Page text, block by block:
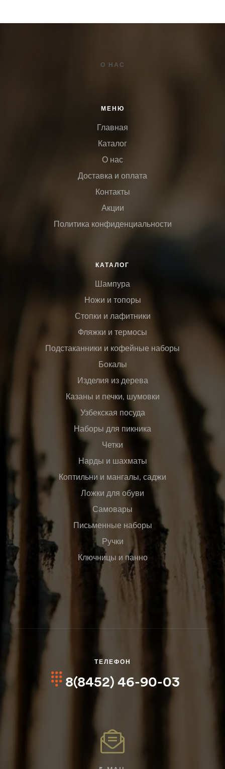
О НАС
МЕНЮ
Главная
Каталог
О нас
Доставка и оплата
Контакты
Акции
Политика конфиденциальности
КАТАЛОГ
Шампура
Ножи и топоры
Стопки и лафитники
Фляжки и термосы
Подстаканники и кофейные наборы
Бокалы
Изделия из дерева
Казаны и печки, шумовки
Узбекская посуда
Наборы для пикника
Четки
Нарды и шахматы
Коптильни и мангалы, саджи
Ложки для обуви
Самовары
Письменные наборы
Ручки
Ключницы и панно
ТЕЛЕФОН
8(8452) 46-90-03